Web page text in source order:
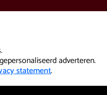
adverteren.
statement.